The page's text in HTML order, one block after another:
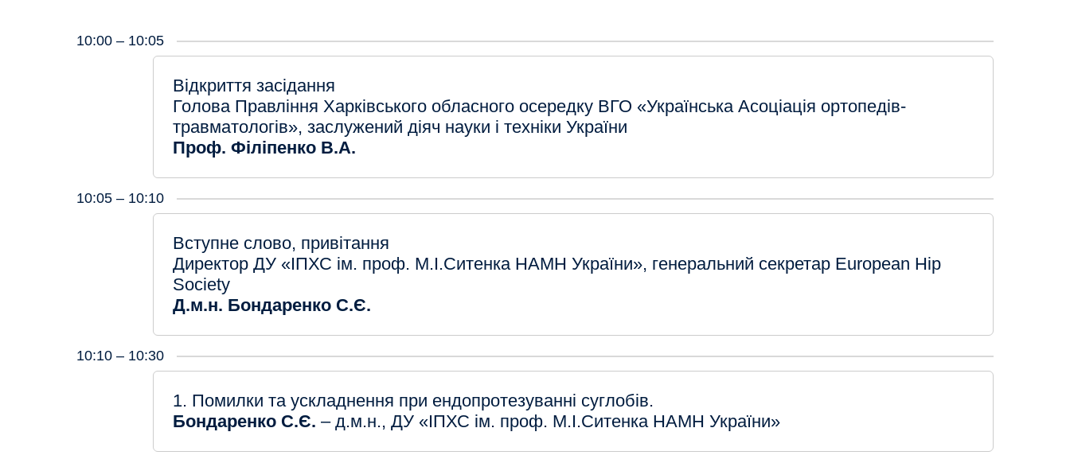
10:00 – 10:05
Відкриття засідання
Голова Правління Харківського обласного осередку ВГО «Українська Асоціація ортопедів-
травматологів», заслужений діяч науки і техніки України
Проф. Філіпенко В.А.
10:05 – 10:10
Вступне слово, привітання
Директор ДУ «ІПХС ім. проф. М.І.Ситенка НАМН України», генеральний секретар European Hip
Society
Д.м.н. Бондаренко С.Є.
10:10 – 10:30
1. Помилки та ускладнення при ендопротезуванні суглобів.
Бондаренко С.Є. – д.м.н., ДУ «ІПХС ім. проф. М.І.Ситенка НАМН України»